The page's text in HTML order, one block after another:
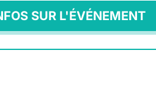
SUR L'ÉVÉNEMENT